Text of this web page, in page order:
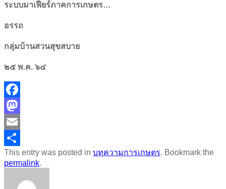
ระบบมาเฟียร์ภาคการเกษตร…
อรรถ
กลุ่มบ้านสวนสุขสบาย
๒๕ พ.ค. ๖๔
Facebook
Mastodon
Email
Share
This entry was posted in บทความการเกษตร. Bookmark the
permalink.